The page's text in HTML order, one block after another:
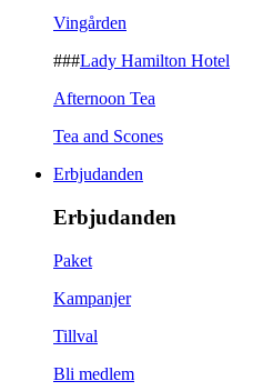
Vingården
###Lady Hamilton Hotel
Afternoon Tea
Tea and Scones
Erbjudanden
Erbjudanden
Paket
Kampanjer
Tillval
Bli medlem